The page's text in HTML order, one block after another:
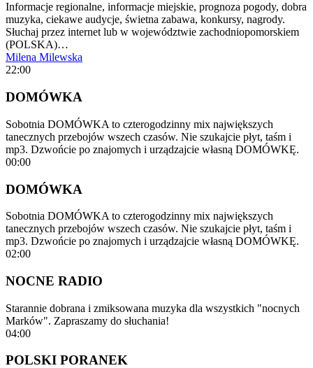
Informacje regionalne, informacje miejskie, prognoza pogody, dobra
muzyka, ciekawe audycje, świetna zabawa, konkursy, nagrody.
Słuchaj przez internet lub w województwie zachodniopomorskiem
(POLSKA)…
Milena Milewska
22:00
DOMÓWKA
Sobotnia DOMÓWKA to czterogodzinny mix największych
tanecznych przebojów wszech czasów. Nie szukajcie płyt, taśm i
mp3. Dzwońcie po znajomych i urządzajcie własną DOMÓWKĘ.
00:00
DOMÓWKA
Sobotnia DOMÓWKA to czterogodzinny mix największych
tanecznych przebojów wszech czasów. Nie szukajcie płyt, taśm i
mp3. Dzwońcie po znajomych i urządzajcie własną DOMÓWKĘ.
02:00
NOCNE RADIO
Starannie dobrana i zmiksowana muzyka dla wszystkich "nocnych
Marków". Zapraszamy do słuchania!
04:00
POLSKI PORANEK